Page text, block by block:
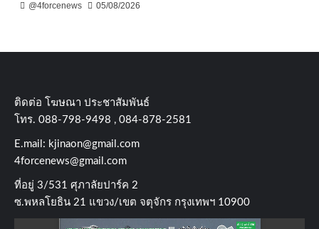
@4forcenews 05/08/2026
ติดต่อ​ โฆษณา​ ประชาสัมพันธ์
โทร​. 088-798-9498 , 084-878-2581
E.mail: kjinaon@gmail.com
4forcenews@gmail.com
ที่อยู่​ 3/531​ ศุภาลัยปาร์ค​ 2
ซ.พหลโยธิน​ 21​ แขวง/เขต​ จตุจักร​ กรุงเทพฯ 10900